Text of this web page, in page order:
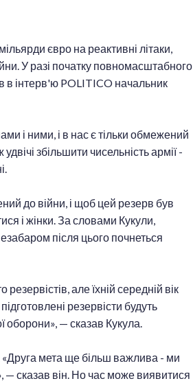
євро на реактивні літаки,
У разі початку повномасштабного
в інтерв'ю POLITICO начальник
і ними, і в нас є тільки обмежений
збільшити чисельність армії -
до війни, і щоб цей резерв був
і жінки. За словами Кукули,
після цього почнеться
але їхній середній вік
резервісти будуть
оборони», — сказав Кукула.
«Друга мета ще більш важлива - ми
— сказав він. Но час може виявитися